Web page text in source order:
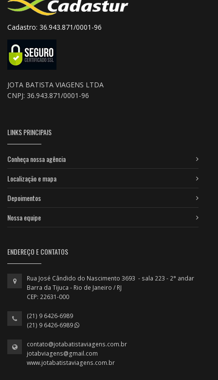
Cadastro: 36.943.871/0001-96
JOTA BATISTA VIAGENS LTDA
CNPJ: 36.943.871/0001-96
LINKS PRINCIPAIS
Conheça nossa agência
Localização e mapa
Depoimentos
Nossa equipe
ENDEREÇO E CONTATOS
Rua José Cândido do Nascimento 3693 - sala 223 - 2° andar
Barra da Tijuca - Rio de Janeiro / RJ
CEP: 22631-000
(21) 9 6426-6989
(21) 9 6426-6989
contato@jotabatistaviagens.com.br
jotabviagens@gmail.com
www.jotabatistaviagens.com.br